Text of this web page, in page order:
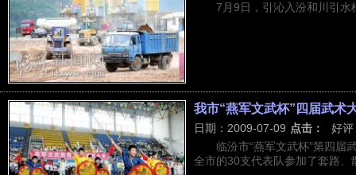
7月9日，引沁入汾和川引
我市“燕军文武杯”四届武术
日期：2009-07-09 点击：
好评
临汾市“燕军文武杯”第四届
全市的30支代表队参加了套路、